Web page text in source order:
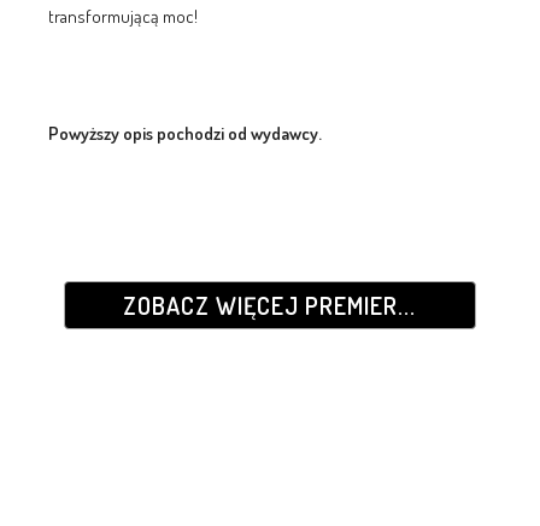
transformującą moc!
Powyższy opis pochodzi od wydawcy.
ZOBACZ WIĘCEJ PREMIER...